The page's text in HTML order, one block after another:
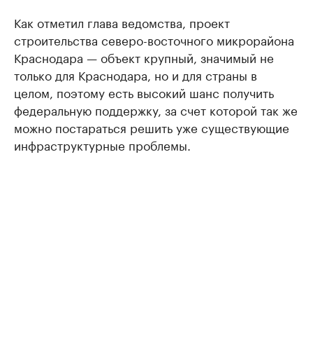
Как отметил глава ведомства, проект
строительства северо-восточного микрорайона
Краснодара — объект крупный, значимый не
только для Краснодара, но и для страны в
целом, поэтому есть высокий шанс получить
федеральную поддержку, за счет которой так же
можно постараться решить уже существующие
инфраструктурные проблемы.